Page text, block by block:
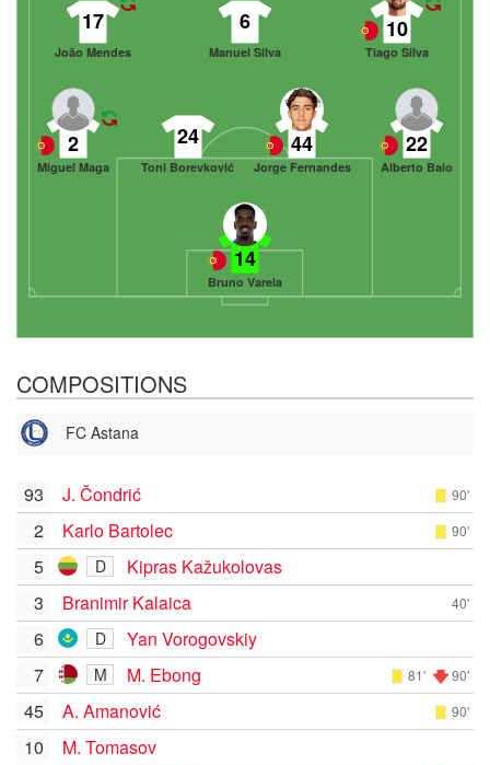
14
Bruno Varela
2
Miguel Maga
24
Toni Borevković
44
Jorge Fernandes
22
Alberto Baio
17
João Mendes
6
Manuel Silva
10
Tiago Silva
COMPOSITIONS
FC Astana
93 J. Čondrić 90'
2 Karlo Bartolec 90'
5 D
Kipras Kažukolovas
3
Branimir Kalaica 40'
6 D
Yan Vorogovskiy
7
M M. Ebong 81' 90'
45 A. Amanović 90'
10
M. Tomasov